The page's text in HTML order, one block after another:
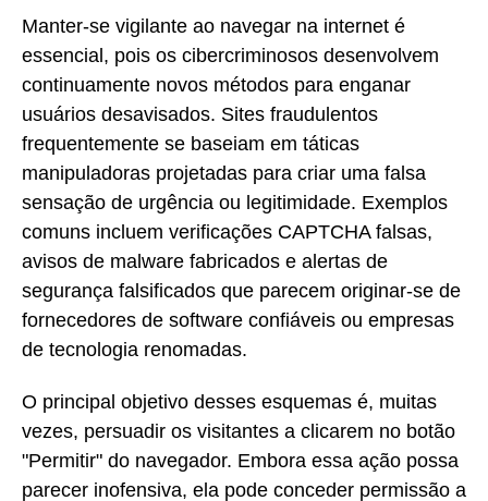
Manter-se vigilante ao navegar na internet é
essencial, pois os cibercriminosos desenvolvem
continuamente novos métodos para enganar
usuários desavisados. Sites fraudulentos
frequentemente se baseiam em táticas
manipuladoras projetadas para criar uma falsa
sensação de urgência ou legitimidade. Exemplos
comuns incluem verificações CAPTCHA falsas,
avisos de malware fabricados e alertas de
segurança falsificados que parecem originar-se de
fornecedores de software confiáveis ou empresas
de tecnologia renomadas.
O principal objetivo desses esquemas é, muitas
vezes, persuadir os visitantes a clicarem no botão
"Permitir" do navegador. Embora essa ação possa
parecer inofensiva, ela pode conceder permissão a